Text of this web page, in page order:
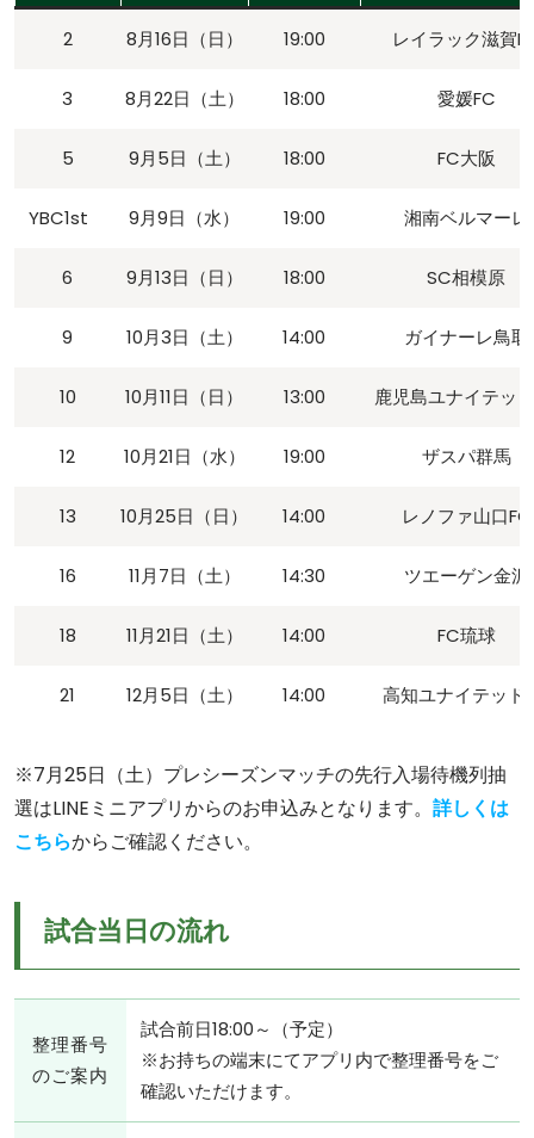
2 8月16日（日） 19:00 レイラック滋賀
3 8月22日（土） 18:00 愛媛FC
5 9月5日（土） 18:00 FC大阪
YBC1st 9月9日（水） 19:00 湘南ベルマーレ
6 9月13日（日） 18:00 SC相模原
9 10月3日（土） 14:00 ガイナーレ鳥取
10 10月11日（日） 13:00 鹿児島ユナイテッ
12 10月21日（水） 19:00 ザスパ群馬
13 10月25日（日） 14:00 レノファ山口FC
16 11月7日（土） 14:30 ツエーゲン金沢
18 11月21日（土） 14:00 FC琉球
21 12月5日（土） 14:00 高知ユナイテッド
※7月25日（土）プレシーズンマッチの先行入場待機列抽
選はLINEミニアプリからのお申込みとなります。 詳しくは
こちらからご確認ください。
試合当日の流れ
整理番号
のご案内
試合前日18:00～（予定）
※お持ちの端末にてアプリ内で整理番号をご
確認いただけます。